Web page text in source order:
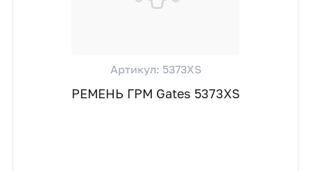
Артикул: 5373XS
РЕМЕНЬ ГРМ Gates 5373XS